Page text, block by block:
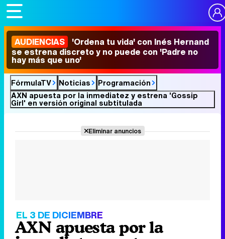
AUDIENCIAS 'Ordena tu vida' con Inés Hernand
se estrena discreto y no puede con 'Padre no
hay más que uno'
FórmulaTV Noticias
Programación
AXN apuesta por la inmediatez y estrena 'Gossip
Girl' en versión original subtitulada
Eliminar anuncios
EL 3 DE DICIEMBRE
AXN apuesta por la